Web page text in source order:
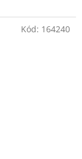
Kód: 164240